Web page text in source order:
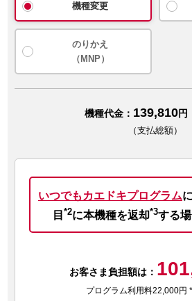
機種変更
のりかえ
（MNP）
機種代金： 139,810円
（支払総額）
いつでもカエドキプログラム
目 *2に本機種を返却*3する
お客さま負担額は：
プログラム利用料22,000円